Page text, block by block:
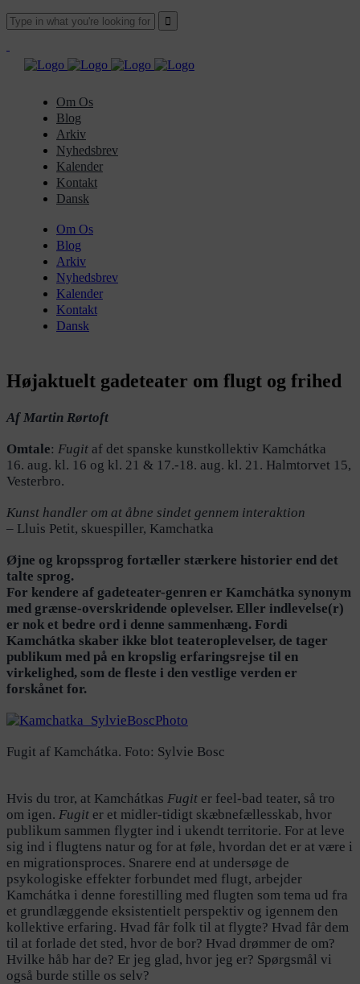
Om Os
Blog
Arkiv
Nyhedsbrev
Kalender
Kontakt
Dansk
Om Os
Blog
Arkiv
Nyhedsbrev
Kalender
Kontakt
Dansk
Højaktuelt gadeteater om flugt og frihed
Af Martin Rørtoft
Omtale: Fugit af det spanske kunstkollektiv Kamchátka
16. aug. kl. 16 og kl. 21 & 17.-18. aug. kl. 21. Halmtorvet 15,
Vesterbro.
Kunst handler om at åbne sindet gennem interaktion
– Lluis Petit, skuespiller, Kamchatka
Øjne og kropssprog fortæller stærkere historier end det
talte sprog.
For kendere af gadeteater-genren er Kamchátka synonym
med grænse-overskridende oplevelser. Eller indlevelse(r)
er nok et bedre ord i denne sammenhæng. Fordi
Kamchátka skaber ikke blot teateroplevelser, de tager
publikum med på en kropslig erfaringsrejse til en
virkelighed, som de fleste i den vestlige verden er
forskånet for.
Fugit af Kamchátka. Foto: Sylvie Bosc
Hvis du tror, at Kamchátkas Fugit er feel-bad teater, så tro
om igen. Fugit er et midler-tidigt skæbnefællesskab, hvor
publikum sammen flygter ind i ukendt territorie. For at leve
sig ind i flugtens natur og for at føle, hvordan det er at være i
en migrationsproces. Snarere end at undersøge de
psykologiske effekter forbundet med flugt, arbejder
Kamchátka i denne forestilling med flugten som tema ud fra
et grundlæggende eksistentielt perspektiv og igennem den
kollektive erfaring. Hvad får folk til at flygte? Hvad får dem
til at forlade det sted, hvor de bor? Hvad drømmer de om?
Hvilke håb har de? Er jeg glad, hvor jeg er? Spørgsmål vi
også burde stille os selv?